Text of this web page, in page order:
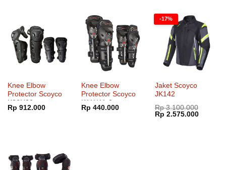
Knee Elbow
Protector Scoyco
K26H26
Rp 912.000
Knee Elbow
Protector Scoyco
K11H11-2
Rp 440.000
-17%
Jaket Scoyco
JK142
Rp3.100.000
Harga
aslinya
Rp 2.575.000Harga